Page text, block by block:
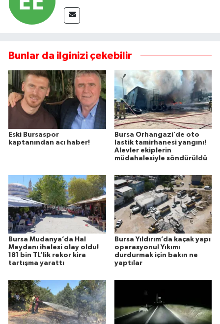
Bunlar da ilginizi çekebilir
Eski Bursaspor
kaptanından acı haber!
Bursa Orhangazi’de oto
lastik tamirhanesi yangını!
Alevler ekiplerin
müdahalesiyle söndürüldü
Bursa Mudanya’da Hal
Meydanı ihalesi olay oldu!
181 bin TL’lik rekor kira
tartışma yarattı
Bursa Yıldırım’da kaçak yapı
operasyonu! Yıkımı
durdurmak için bakın ne
yaptılar